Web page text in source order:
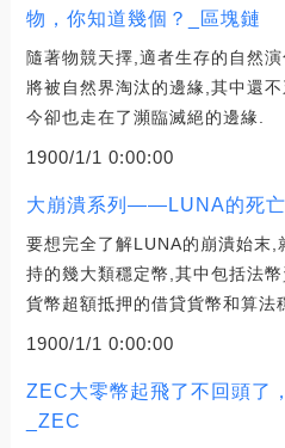
物，你知道幾個？_區塊鏈
隨著物競天擇,適者生存的自然
將被自然界淘汰的邊緣,其中還
今卻也走在了瀕臨滅絕的邊緣.
1900/1/1 0:00:00
大崩潰系列——LUNA的死
要想完全了解LUNA的崩潰始末,
持的幾大類穩定幣,其中包括法
貨幣超額抵押的借貸貨幣和算法
1900/1/1 0:00:00
ZEC大零幣起飛了不回頭了
_ZEC